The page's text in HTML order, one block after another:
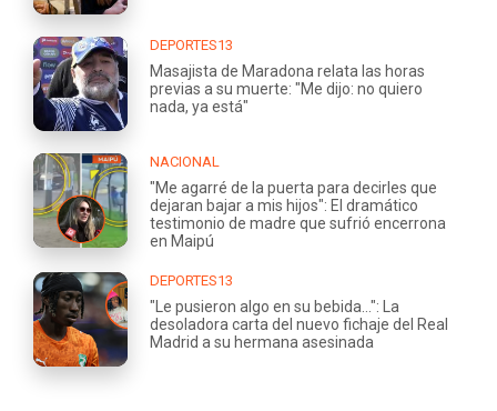
DEPORTES13
Masajista de Maradona relata las horas
previas a su muerte: "Me dijo: no quiero
nada, ya está"
NACIONAL
"Me agarré de la puerta para decirles que
dejaran bajar a mis hijos": El dramático
testimonio de madre que sufrió encerrona
en Maipú
DEPORTES13
"Le pusieron algo en su bebida...": La
desoladora carta del nuevo fichaje del Real
Madrid a su hermana asesinada